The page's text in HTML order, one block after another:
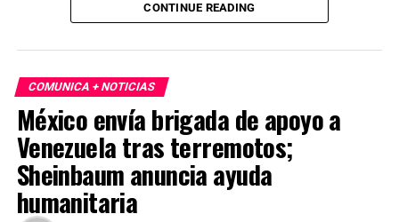
favorito al título, al considerar que selecciones como
futbolístico. No obstante, reconoció la calidad del rival y
afirmó que una eventual victoria impulsaría anímicamente
a Japón en su camino dentro del Mundial.
CONTINUE READING
COMUNICA + NOTICIAS
México envía brigada de apoyo a
Venezuela tras terremotos;
Sheinbaum anuncia ayuda
humanitaria